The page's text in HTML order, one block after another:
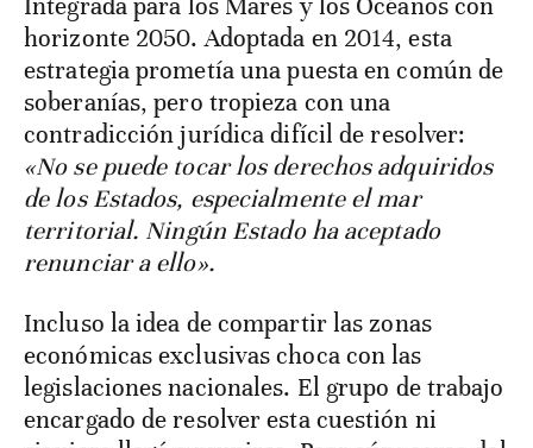
Integrada para los Mares y los Océanos con
horizonte 2050. Adoptada en 2014, esta
estrategia prometía una puesta en común de
soberanías, pero tropieza con una
contradicción jurídica difícil de resolver:
«No se puede tocar los derechos adquiridos
de los Estados, especialmente el mar
territorial. Ningún Estado ha aceptado
renunciar a ello».
Incluso la idea de compartir las zonas
económicas exclusivas choca con las
legislaciones nacionales. El grupo de trabajo
encargado de resolver esta cuestión ni